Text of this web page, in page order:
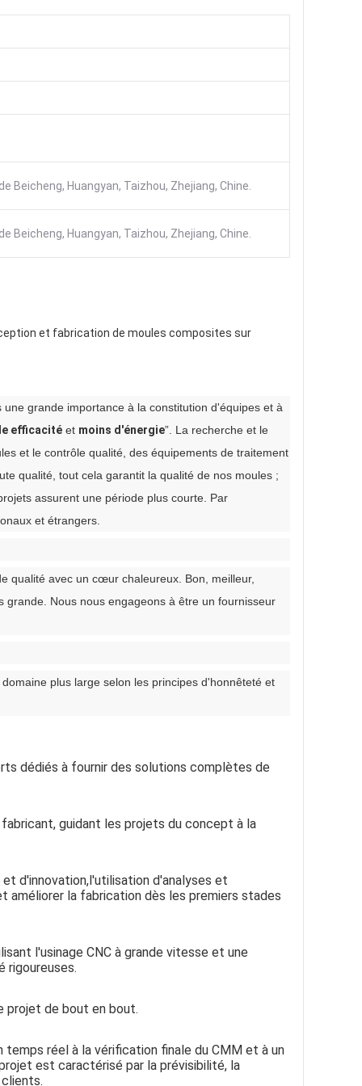
Beicheng, Huangyan, Taizhou, Zhejiang, Chine.
Beicheng, Huangyan, Taizhou, Zhejiang, Chine.
et fabrication de moules composites sur
grande importance à la constitution d'équipes et à
efficacité et moins d'énergie”. La recherche et le
et le contrôle qualité, des équipements de traitement
qualité, tout cela garantit la qualité de nos moules ;
assurent une période plus courte. Par
et étrangers.
qualité avec un cœur chaleureux. Bon, meilleur,
Nous nous engageons à être un fournisseur
plus large selon les principes d'honnêteté et
dédiés à fournir des solutions complètes de
guidant les projets du concept à la
d'innovation,l'utilisation d'analyses et
améliorer la fabrication dès les premiers stades
l'usinage CNC à grande vitesse et une
rigoureuses.
projet de bout en bout.
réel à la vérification finale du CMM et à un
est caractérisé par la prévisibilité, la